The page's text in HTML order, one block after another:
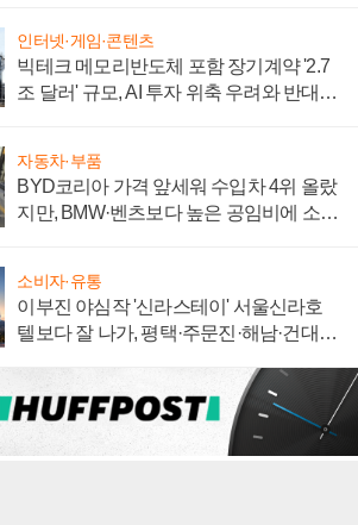
인터넷·게임·콘텐츠
빅테크 메모리반도체 포함 장기계약 '2.7
조 달러' 규모, AI 투자 위축 우려와 반대
자동차·부품
BYD코리아 가격 앞세워 수입차 4위 올랐
지만, BMW·벤츠보다 높은 공임비에 소비
소비자·유통
이부진 야심작 '신라스테이' 서울신라호
텔보다 잘 나가, 평택·주문진·해남·건대로